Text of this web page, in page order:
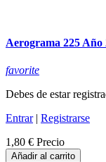
Aerograma 225 Año
favorite
Debes de estar
Entrar| Registrarse
1,80 € Precio
Añadir al carrito